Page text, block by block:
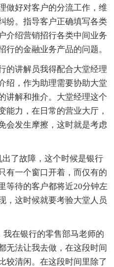
做好对客户的分流工作，维
纷。指导客户正确填写各类
介绍营销招行各类中间业务
行的金融业务产品的问题。
的讲解员我得配合大堂经理
绍，作为助理需要协助大堂
讲解和推介。大堂经理这个
能力，在日常的营业大厅，
会发生摩擦，这时就是考虑
了故障，这个时候是银行
有一个窗口开着，而仅有的
等待的客户都将近20分钟左
，这时候就要考验大堂人员
我在银行的零售部马老师的
无法让我去做，在这段时间
较清闲。在这段时间里除了